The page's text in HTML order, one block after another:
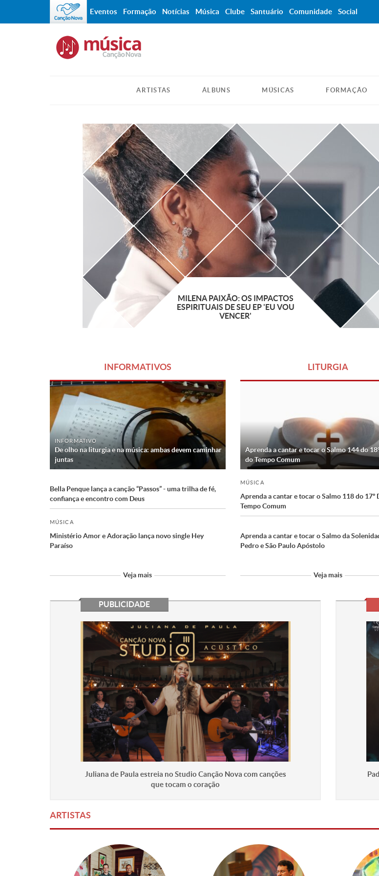
ARTISTAS ÁLBUNS MÚSICAS FORMAÇÃO
MILENA PAIXÃO: OS IMPACTOS
ESPIRITUAIS DE SEU EP 'EU VOU
VENCER'
INFORMATIVOS
INFORMATIVO
De olho na liturgia e na música: ambas devem caminhar
juntas
Bella Penque lança a canção “Passos” - uma trilha de fé,
confiança e encontro com Deus
MÚSICA
Ministério Amor e Adoração lança novo single Hey
Paraíso
Veja mais
LITURGIA
Aprenda a cantar e tocar o Salmo 144 do
do Tempo Comum
MÚSICA
Aprenda a cantar e tocar o Salmo 118 do 17º
Tempo Comum
Aprenda a cantar e tocar o Salmo da
Pedro e São Paulo Apóstolo
Veja mais
PUBLICIDADE
Juliana de Paula estreia no Studio Canção Nova com canções
que tocam o coração
ARTISTAS
Eventos Formação Notícias Música Clube Santuário Comunidade Social